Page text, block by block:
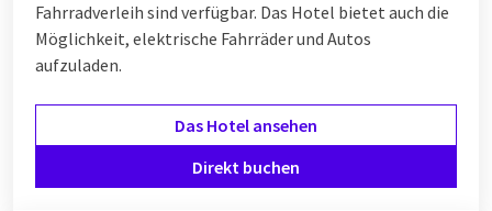
Fahrradverleih sind verfügbar. Das Hotel bietet auch die
Möglichkeit, elektrische Fahrräder und Autos
aufzuladen.
Das Hotel ansehen
Direkt buchen